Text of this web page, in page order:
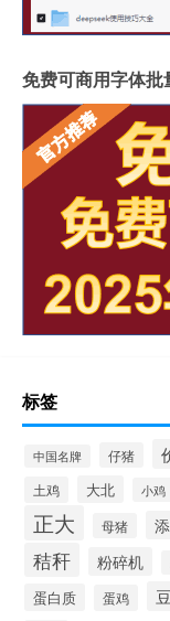
免费可商用字体批
标签
中国名牌 仔猪
土鸡 大北 小鸡
正大 母猪
秸秆 粉碎机
蛋白质 蛋鸡